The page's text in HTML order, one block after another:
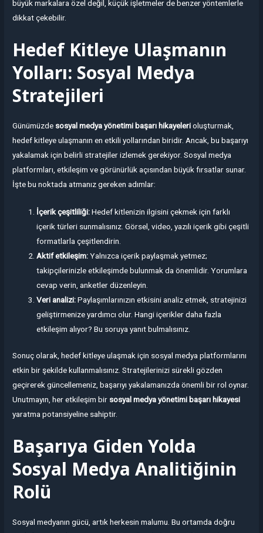
büyük markalara özel değil, küçük işletmeler de benzer yöntemlerle
dikkat çekebilir.
Hedef Kitleye Ulaşmanın
Yolları: Sosyal Medya
Stratejileri
Günümüzde sosyal medya yönetimi başarı hikayelerioluşturmak,
hedef kitleye ulaşmanın en etkili yollarından biridir. Ancak, bu başarıyı
yakalamak için belirli stratejiler izlemek gerekiyor. Sosyal medya
platformları, etkileşim ve görünürlük açısından büyük fırsatlar sunar.
İşte bu noktada atmanız gereken adımlar:
İçerik çeşitliliği:Hedef kitlenizin ilgisini çekmek için farklı
içerik türleri sunmalısınız. Görsel, video, yazılı içerik gibi çeşitli
formatlarla çeşitlendirin.
Aktif etkileşim:Yalnızca içerik paylaşmak yetmez;
takipçilerinizle etkileşimde bulunmak da önemlidir. Yorumlara
cevap verin, anketler düzenleyin.
Veri analizi:Paylaşımlarınızın etkisini analiz etmek, stratejinizi
geliştirmenize yardımcı olur. Hangi içerikler daha fazla
etkileşim alıyor? Bu soruya yanıt bulmalısınız.
Sonuç olarak, hedef kitleye ulaşmak için sosyal medya platformlarını
etkin bir şekilde kullanmalısınız. Stratejilerinizi sürekli gözden
geçirerek güncellemeniz, başarıyı yakalamanızda önemli bir rol oynar.
Unutmayın, her etkileşim bir sosyal medya yönetimi başarı hikayesi
yaratma potansiyeline sahiptir.
Başarıya Giden Yolda
Sosyal Medya Analitiğinin
Rolü
Sosyal medyanın gücü, artık herkesin malumu. Bu ortamda doğru